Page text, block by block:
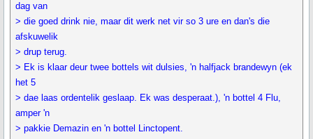
dag van
> die goed drink nie, maar dit werk net vir so 3 ure en dan's die
afskuwelik
> drup terug.
> Ek is klaar deur twee bottels wit dulsies, 'n halfjack brandewyn (ek
het 5
> dae laas ordentelik geslaap. Ek was desperaat.), 'n bottel 4 Flu,
amper 'n
> pakkie Demazin en 'n bottel Linctopent.